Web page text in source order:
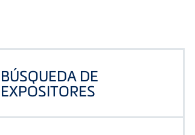
BÚSQUEDA DE
EXPOSITORES